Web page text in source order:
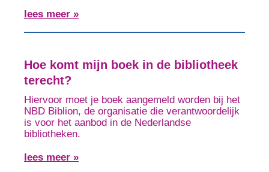
lees meer »
Hoe komt mijn boek in de bibliotheek
terecht?
Hiervoor moet je boek aangemeld worden bij het
NBD Biblion, de organisatie die verantwoordelijk
is voor het aanbod in de Nederlandse
bibliotheken.
lees meer »